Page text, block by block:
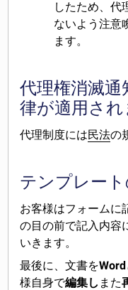
したため、代
ないよう注意
ます。
代理権消滅
律が適用され
代理制度には民法の
テンプレー
お客様はフォームに
の目の前で記入内容
いきます。
最後に、文書をWord
様自身で編集し また